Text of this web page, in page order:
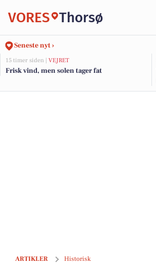
VORES Thorsø
Seneste nyt ›
15 timer siden | VEJRET
Frisk vind, men solen tager fat
ARTIKLER Historisk
Derfor fejrer vi allehelgensaften og halloween